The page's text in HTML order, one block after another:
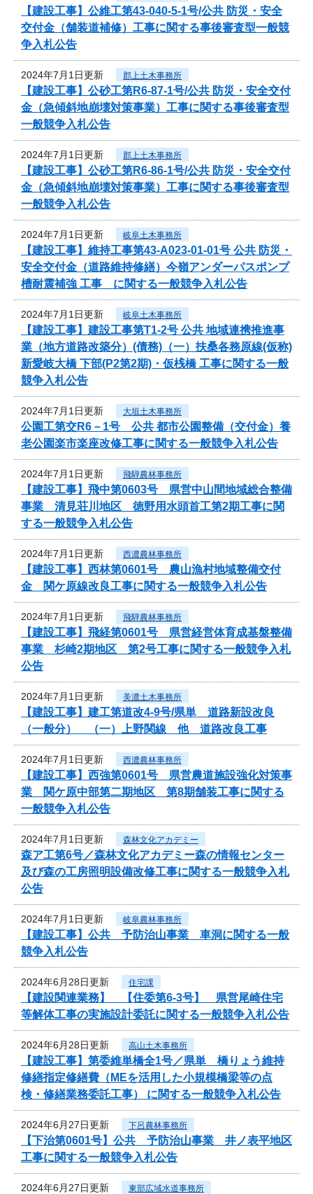
【建設工事】公維工第43-040-5-1号/公共 防災・安全
交付金（舗装道補修）工事に関する事後審査型一般競
争入札公告
2024年7月1日更新 郡上土木事務所
【建設工事】公砂工第R6-87-1号/公共 防災・安全交付
金（急傾斜地崩壊対策事業）工事に関する事後審査型
一般競争入札公告
2024年7月1日更新 郡上土木事務所
【建設工事】公砂工第R6-86-1号/公共 防災・安全交付
金（急傾斜地崩壊対策事業）工事に関する事後審査型
一般競争入札公告
2024年7月1日更新 岐阜土木事務所
【建設工事】維持工事第43-A023-01-01号 公共 防災・
安全交付金（道路維持修繕）今嶺アンダーパスポンプ
槽耐震補強 工事 に関する一般競争入札公告
2024年7月1日更新 岐阜土木事務所
【建設工事】建設工事第T1-2号 公共 地域連携推進事
業（地方道路改築分）(債務)（一）扶桑各務原線(仮称)
新愛岐大橋 下部(P2第2期)・仮桟橋 工事に関する一般
競争入札公告
2024年7月1日更新 大垣土木事務所
公園工第交R6－1号 公共 都市公園整備（交付金）養
老公園楽市楽座改修工事に関する一般競争入札公告
2024年7月1日更新 飛騨農林事務所
【建設工事】飛中第0603号 県営中山間地域総合整備
事業 清見荘川地区 徳野用水頭首工第2期工事に関
する一般競争入札公告
2024年7月1日更新 西濃農林事務所
【建設工事】西林第0601号 農山漁村地域整備交付
金 関ケ原線改良工事に関する一般競争入札公告
2024年7月1日更新 飛騨農林事務所
【建設工事】飛経第0601号 県営経営体育成基盤整備
事業 杉崎2期地区 第2号工事に関する一般競争入札
公告
2024年7月1日更新 美濃土木事務所
【建設工事】建工第道改4-9号/県単 道路新設改良
（一般分） （一）上野関線 他 道路改良工事
2024年7月1日更新 西濃農林事務所
【建設工事】西強第0601号 県営農道施設強化対策事
業 関ケ原中部第二期地区 第8期舗装工事に関する
一般競争入札公告
2024年7月1日更新 森林文化アカデミー
森ア工第6号／森林文化アカデミー森の情報センター
及び森の工房照明設備改修工事に関する一般競争入札
公告
2024年7月1日更新 岐阜農林事務所
【建設工事】公共 予防治山事業 車洞に関する一般
競争入札公告
2024年6月28日更新 住宅課
【建設関連業務】 【住委第6-3号】 県営尾崎住宅
等解体工事の実施設計委託に関する一般競争入札公告
2024年6月28日更新 高山土木事務所
【建設工事】第委維単橋全1号／県単 橋りょう維持
修繕指定修繕費（MEを活用した小規模橋梁等の点
検・修繕業務委託工事） に関する一般競争入札公告
2024年6月27日更新 下呂農林事務所
【下治第0601号】公共 予防治山事業 井ノ表平地区
工事に関する一般競争入札公告
2024年6月27日更新 東部広域水道事務所